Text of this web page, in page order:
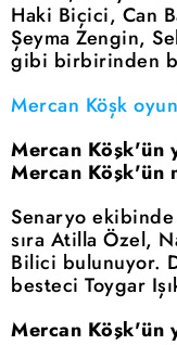
Haki Biçici, Can
Şeyma Zengin,
gibi birbirinden
Mercan Köşk
Mercan Köşk'ün
Mercan Köşk'ün
Senaryo
sıra Atilla Özel,
Bilici bulunuyor.
besteci Toygar
Mercan Köşk'ün